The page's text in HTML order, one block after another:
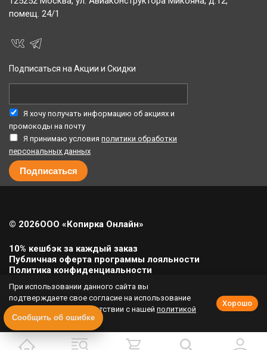
помещ. 24/1
Подписаться на Акции и Скидки
Я хочу получать информацию об акциях и
промокоды на почту
Я принимаю условия политики обработки
персональных данных
© 2026ООО «Копирка Онлайн»
10% кешбэк за каждый заказ
Публичная оферта программы лояльности
Политика конфиденциальности
Урегулирование претензий
Полная версия сайта
При использовании данного сайта вы
подтверждаете свое согласие на использование
cookie-файлов в соответствии с нашей политикой
приватности.
Хорошо
Сообщить об ошибке